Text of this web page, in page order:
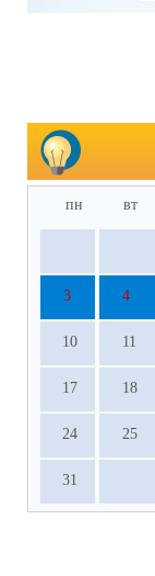
пн вт
3 4
10 11
17 18
24 25
31